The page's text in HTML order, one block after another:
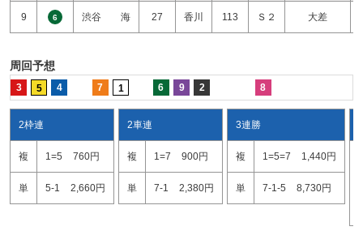
9 6 渋谷 海 27 香川 113 Ｓ２ 大差
周回予想
3 5 4 7 1 6 9 2 8
2枠連
複 1=5 760円
単 5-1 2,660円
2車連
複 1=7 900円
単 7-1 2,380円
3連勝
複 1=5=7 1,440円
単 7-1-5 8,730円